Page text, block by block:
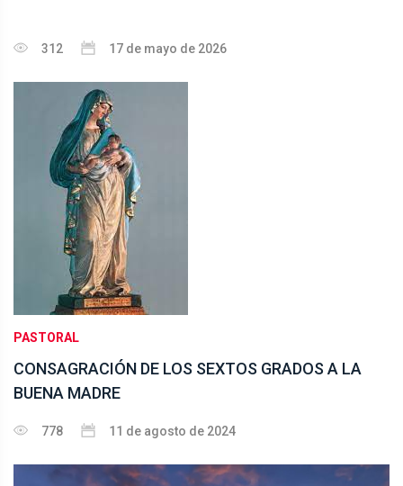
312 17 de mayo de 2026
PASTORAL
CONSAGRACIÓN DE LOS SEXTOS GRADOS A LA
BUENA MADRE
778 11 de agosto de 2024